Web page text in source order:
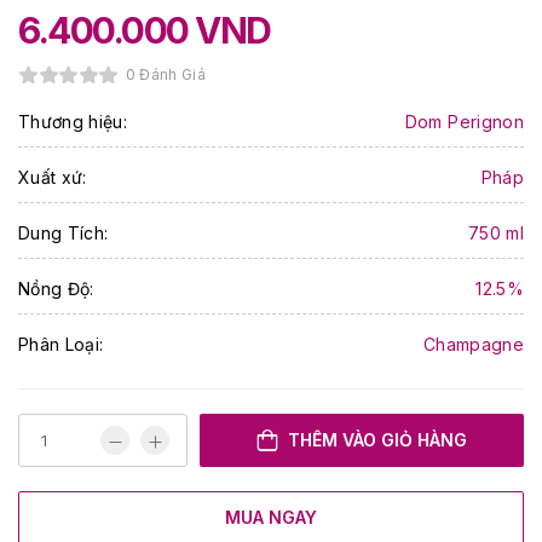
6.400.000VND
0 Đánh Giá
Thương hiệu: Dom Perignon
Xuất xứ: Pháp
Dung Tích: 750 ml
Nồng Độ: 12.5%
Phân Loại: Champagne
THÊM VÀO GIỎ HÀNG
MUA NGAY